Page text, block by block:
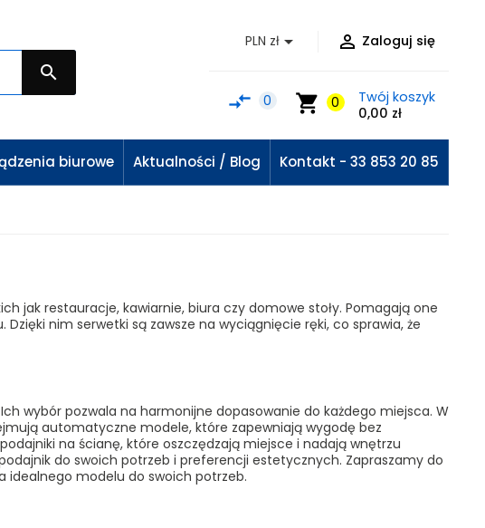

 Zaloguj się
PLN zł
shopping_cart 0
Twój koszyk
0,00 zł
compare_arrows 0
biurowe Aktualności / Blog Kontakt - 33 853 20 85
jak restauracje, kawiarnie, biura czy domowe stoły. Pomagają one
nim serwetki są zawsze na wyciągnięcie ręki, co sprawia, że
wybór pozwala na harmonijne dopasowanie do każdego miejsca. W
automatyczne modele, które zapewniają wygodę bez
na ścianę, które oszczędzają miejsce i nadają wnętrzu
do swoich potrzeb i preferencji estetycznych. Zapraszamy do
idealnego modelu do swoich potrzeb.